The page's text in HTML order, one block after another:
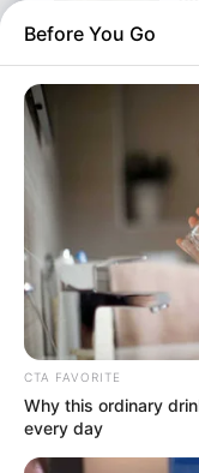
Before You Go
CTA FAVORITE
Why this ordinary
every day